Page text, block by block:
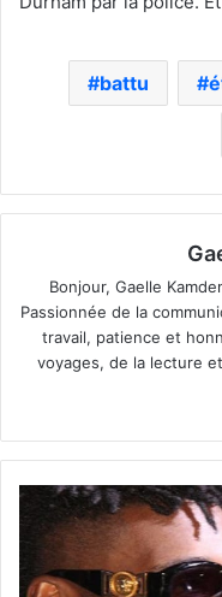
battu
Bonjour, Gaelle
Passionnée de la
travail, patience et
voyages, de la lecture